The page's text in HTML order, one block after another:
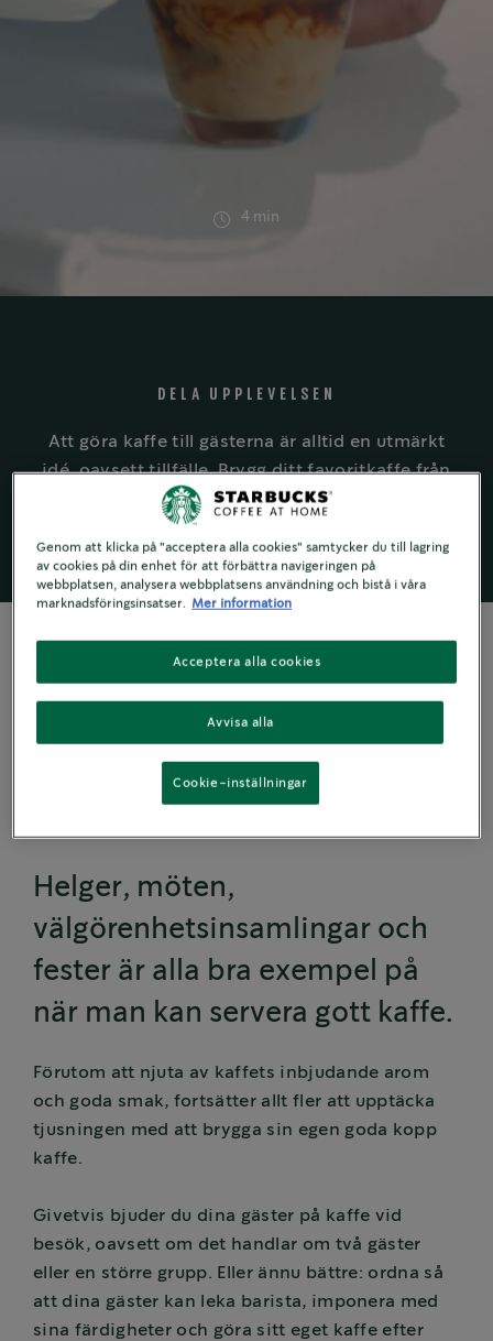
4 min
DELA UPPLEVELSEN
Att göra kaffe till gästerna är alltid en utmärkt
idé, oavsett tillfälle. Brygg ditt favoritkaffe från
åt vänner, släktingar eller kollegor.
DELA EN KOPP KAFFE
Dela en kopp kaffe
med någon
Helger, möten,
välgörenhetsinsamlingar och
fester är alla bra exempel på
när man kan servera gott kaffe.
Förutom att njuta av kaffets inbjudande arom
och goda smak, fortsätter allt fler att upptäcka
tjusningen med att brygga sin egen goda kopp
kaffe.
Givetvis bjuder du dina gäster på kaffe vid
besök, oavsett om det handlar om två gäster
eller en större grupp. Eller ännu bättre: ordna så
att dina gäster kan leka barista, imponera med
sina färdigheter och göra sitt eget kaffe efter
Genom att klicka på "acceptera alla cookies" samtycker du till lagring
av cookies på din enhet för att förbättra navigeringen på
webbplatsen, analysera webbplatsens användning och bistå i våra
marknadsföringsinsatser.
Mer information
Avvisa alla
Acceptera alla cookies
Cookie-inställningar